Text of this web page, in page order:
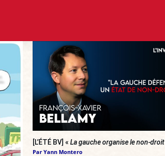
[L’ÉTÉ BV] « La gauche organise le non-droit
Par Yann Montero